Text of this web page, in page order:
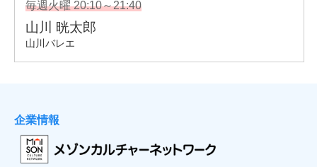
企業情報